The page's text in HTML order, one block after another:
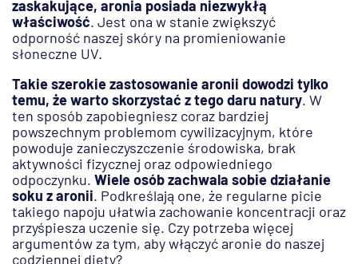
zaskakujące, aronia posiada niezwykłą
właściwość. Jest ona w stanie zwiększyć
odporność naszej skóry na promieniowanie
słoneczne UV.
Takie szerokie zastosowanie aronii dowodzi tylko
temu, że warto skorzystać z tego daru natury. W
ten sposób zapobiegniesz coraz bardziej
powszechnym problemom cywilizacyjnym, które
powoduje zanieczyszczenie środowiska, brak
aktywności fizycznej oraz odpowiedniego
odpoczynku. Wiele osób zachwala sobie działanie
soku z aronii. Podkreślają one, że regularne picie
takiego napoju ułatwia zachowanie koncentracji oraz
przyśpiesza uczenie się. Czy potrzeba więcej
argumentów za tym, aby włączyć aronie do naszej
codziennej diety?